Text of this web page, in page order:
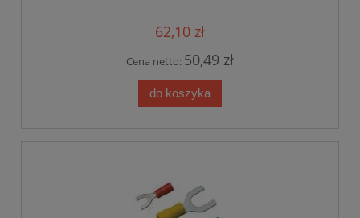
62,10 zł
Cena netto: 50,49 zł
do koszyka